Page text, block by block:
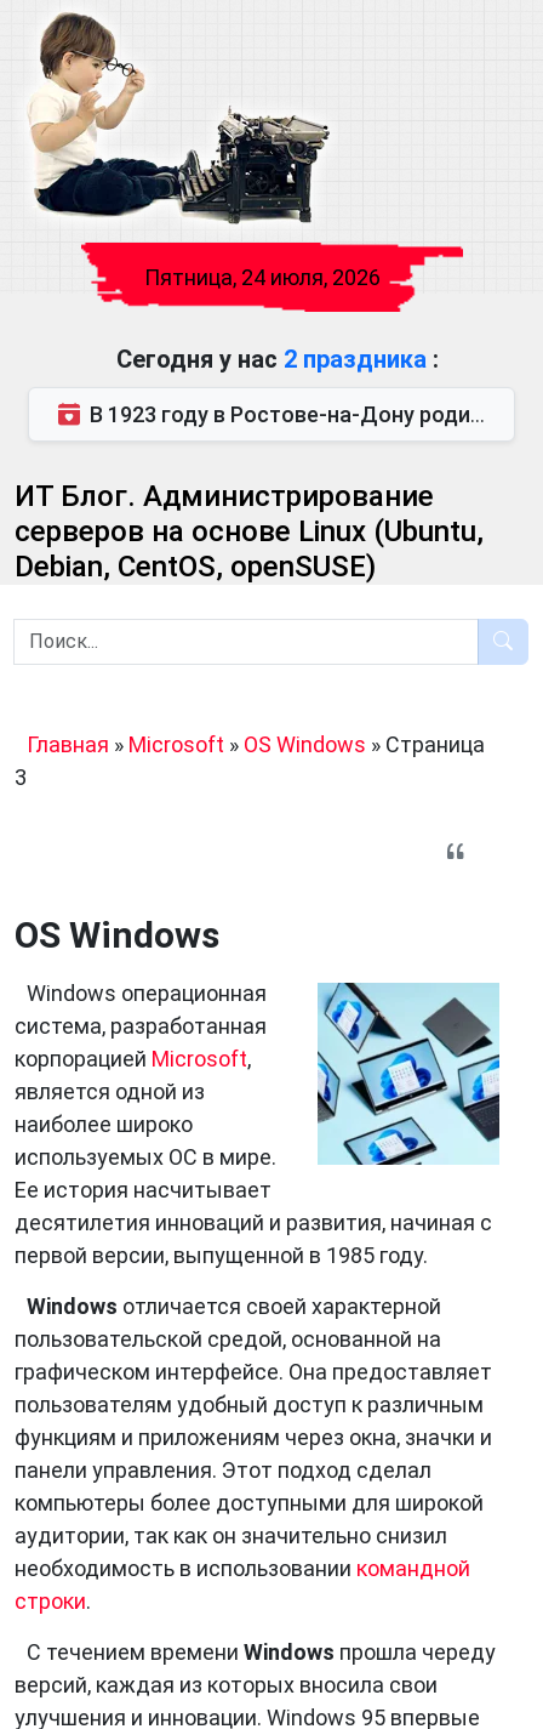
Пятница, 24 июля, 2026
Сегодня у нас 2 праздника :
В 1923 году в Ростове-на-Дону родился Виктор Михайлович Глушков. Под руководством Виктора Михайло...
ИТ Блог. Администрирование
серверов на основе Linux (Ubuntu,
Debian, CentOS, openSUSE)
Главная » Microsoft » OS Windows » Страница
3
OS Windows
Windows операционная
система, разработанная
корпорацией Microsoft,
является одной из
наиболее широко
используемых ОС в мире.
Ее история насчитывает
десятилетия инноваций и развития, начиная с
первой версии, выпущенной в 1985 году.
Windows отличается своей характерной
пользовательской средой, основанной на
графическом интерфейсе. Она предоставляет
пользователям удобный доступ к различным
функциям и приложениям через окна, значки и
панели управления. Этот подход сделал
компьютеры более доступными для широкой
аудитории, так как он значительно снизил
необходимость в использовании командной
строки.
С течением времени Windows прошла череду
версий, каждая из которых вносила свои
улучшения и инновации. Windows 95 впервые